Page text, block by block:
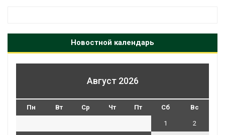
Новостной календарь
Август 2026
Пн Вт Ср Чт Пт Сб Вс
1 2